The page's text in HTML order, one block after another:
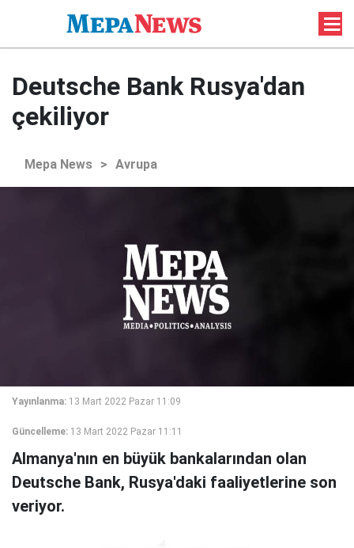
Deutsche Bank Rusya'dan
çekiliyor
Mepa News > Avrupa
Yayınlanma: 13 Mart 2022 Pazar 11:09
Güncelleme: 13 Mart 2022 Pazar 11:11
Almanya'nın en büyük bankalarından olan
Deutsche Bank, Rusya'daki faaliyetlerine son
veriyor.